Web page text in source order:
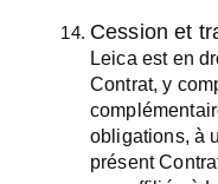
Cession et
Leica est en
Contrat, y
obligations, à
présent